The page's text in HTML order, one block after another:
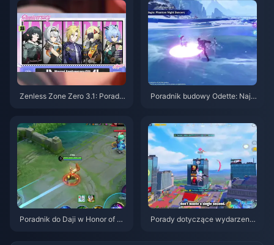
Zenless Zone Zero 3.1: Poradni
Poradnik budowy Odette: Najle
Poradnik do Daji w Honor of Ki
Porady dotyczące wydarzenia